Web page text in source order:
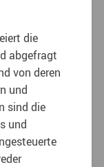
die
abgefragt
von deren
und
sind die
und